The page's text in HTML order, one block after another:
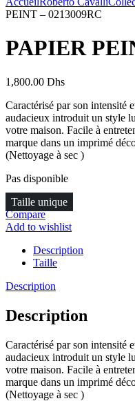
PEINT – 0213009RC
PAPIER
1,800.00 Dhs
Caractérisé par son intensité
audacieux introduit un style
votre maison. Facile à
marque dans un imprimé
(Nettoyage à sec )
Pas disponible
Taille unique
Compare
Add to wishlist
Description
Taille
Description
Description
Caractérisé par son intensité
audacieux introduit un style
votre maison. Facile à
marque dans un imprimé
(Nettoyage à sec )